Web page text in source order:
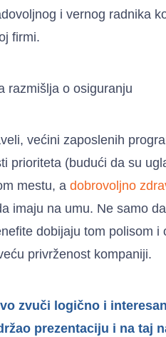
i vernog radnika
firmi.
razmišlja o osiguranju
većini zaposlenih
prioriteta (budući da su
mestu, adobrovoljno
imaju na umu. Ne samo
dobijaju tom polisom
privrženost kompaniji.
zvuči logično i
prezentaciju i na taj